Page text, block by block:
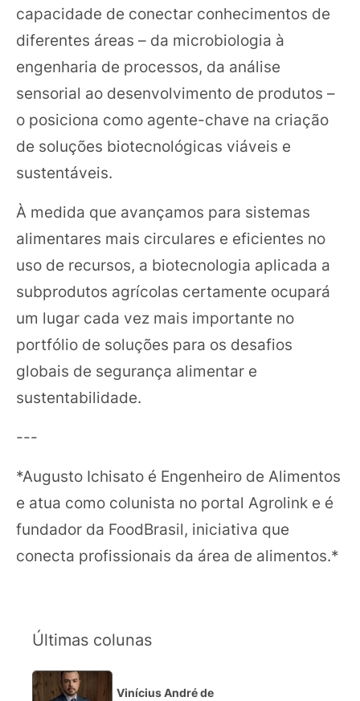
capacidade de conectar conhecimentos de
diferentes áreas – da microbiologia à
engenharia de processos, da análise
sensorial ao desenvolvimento de produtos –
o posiciona como agente-chave na criação
de soluções biotecnológicas viáveis e
sustentáveis.
À medida que avançamos para sistemas
alimentares mais circulares e eficientes no
uso de recursos, a biotecnologia aplicada a
subprodutos agrícolas certamente ocupará
um lugar cada vez mais importante no
portfólio de soluções para os desafios
globais de segurança alimentar e
sustentabilidade.
---
*Augusto Ichisato é Engenheiro de Alimentos
e atua como colunista no portal Agrolink e é
fundador da FoodBrasil, iniciativa que
conecta profissionais da área de alimentos.*
Últimas colunas
Vinícius André de